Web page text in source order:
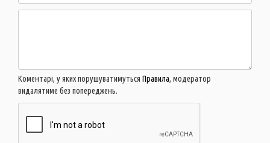
Коментарі, у яких порушуватимуться Правила, модератор
видалятиме без попереджень.